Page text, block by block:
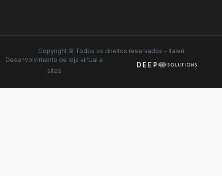
Copyright © Todos os direitos reservados - Italeri
Desenvolvimento de loja virtual e
sites